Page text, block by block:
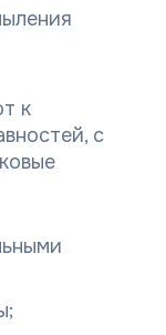
к
с